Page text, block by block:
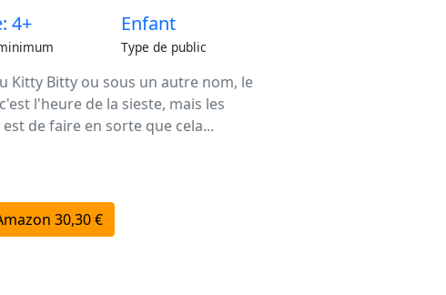
4+ Enfant
Type de public
Kitty Bitty ou sous un autre nom, le
l'heure de la sieste, mais les
de faire en sorte que cela...
30,30 €